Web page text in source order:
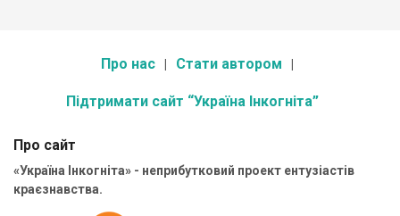
Про нас Стати автором
Підтримати сайт “Україна Інкогніта”
Про сайт
«Україна Інкогніта» - неприбутковий проект ентузіастів
краєзнавства.